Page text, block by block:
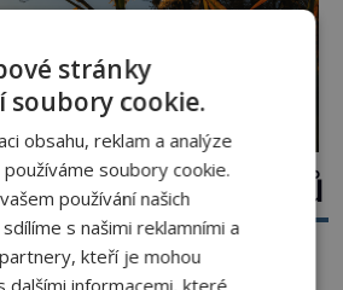
poklad z mokřadů
rybníků, ukrývá vodní
něj procházejí bez
stránky
soubory cookie.
obsahu, reklam a analýze
soubory cookie.
používání našich
s našimi reklamními a
kteří je mohou
dalšími informacemi, které